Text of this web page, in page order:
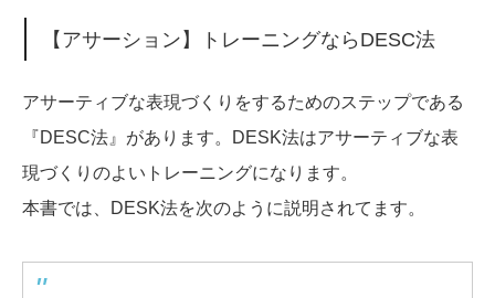
【アサーション】トレーニングならDESC法
アサーティブな表現づくりをするためのステップである
『DESC法』があります。DESK法はアサーティブな表
現づくりのよいトレーニングになります。
本書では、DESK法を次のように説明されてます。